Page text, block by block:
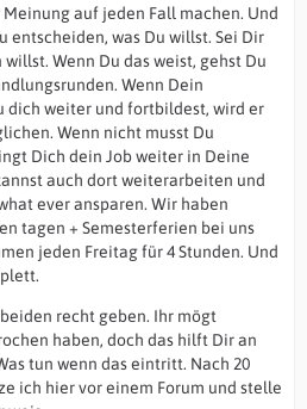
auf jeden Fall machen. Und
entscheiden, was Du willst. Sei Dir
Wenn Du das weist, gehst Du
Wenn Dein
dich weiter und fortbildest, wird er
Wenn nicht musst Du
Dich dein Job weiter in Deine
auch dort weiterarbeiten und
ever ansparen. Wir haben
tagen + Semesterferien bei uns
jeden Freitag für 4 Stunden. Und
recht geben. Ihr mögt
haben, doch das hilft Dir an
tun wenn das eintritt. Nach 20
ich hier vor einem Forum und stelle